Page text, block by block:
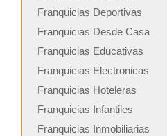
Franquicias Deportivas
Franquicias Desde Casa
Franquicias Educativas
Franquicias Electronicas
Franquicias Hoteleras
Franquicias Infantiles
Franquicias Inmobiliarias